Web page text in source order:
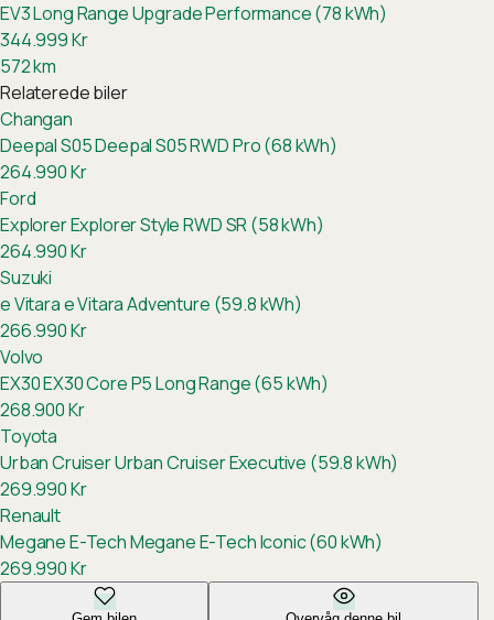
EV3 Long Range Upgrade Performance (78 kWh)
344.999Kr
572km
Relaterede biler
Changan
Deepal S05Deepal S05 RWD Pro (68 kWh)
264.990Kr
Ford
ExplorerExplorer Style RWD SR (58 kWh)
264.990Kr
Suzuki
e Vitarae Vitara Adventure (59.8 kWh)
266.990Kr
Volvo
EX30EX30 Core P5 Long Range (65 kWh)
268.900Kr
Toyota
Urban CruiserUrban Cruiser Executive (59.8 kWh)
269.990Kr
Renault
Megane E-TechMegane E-Tech Iconic (60 kWh)
269.990Kr